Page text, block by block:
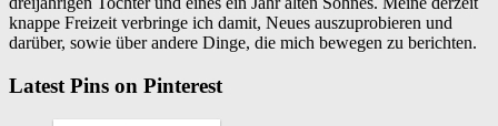
knappe Freizeit verbringe ich damit, Neues auszuprobieren und
darüber, sowie über andere Dinge, die mich bewegen zu berichten.
Latest Pins on Pinterest